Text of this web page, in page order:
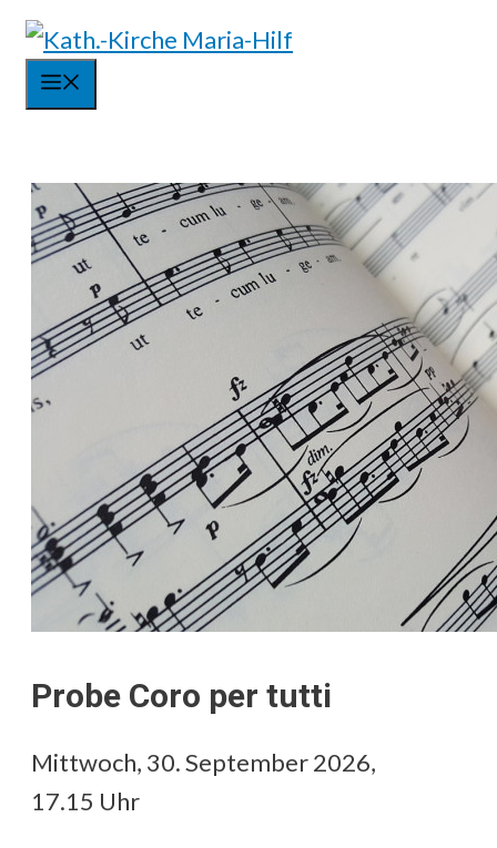
Springe
zum
Inhalt
Probe Coro per tutti
Mittwoch, 30. September 2026,
17.15 Uhr